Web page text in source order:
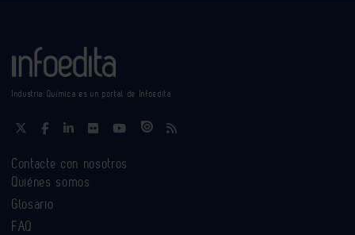
Industria Química es un portal de Infoedita
Contacte con nosotros
Quiénes somos
Glosario
FAQ